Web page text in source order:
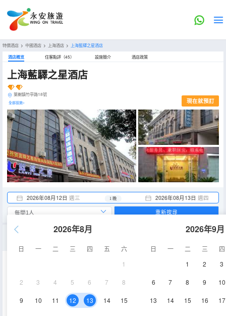
特價酒店 > 中國酒店 > 上海酒店 > 上海藍驛之星酒店
酒店概览 住客點評（45） 設施簡介 酒店政策
上海藍驛之星酒店
葉榭鎮竹亭路18號
全部設施> 現在就預訂
2026年08月12日 週三 2026年08月13日 週四
1 晚
2026年8月
日 一 二 三 四 五
六
1
2 3 4 5 6 7 8
9 10 11 12 13 14 15
2026年9月
日 一 二 三
四
1
2 3
6 7 8 9 10
13 14 15 16 17
重新搜尋
14-15㎡ 空調